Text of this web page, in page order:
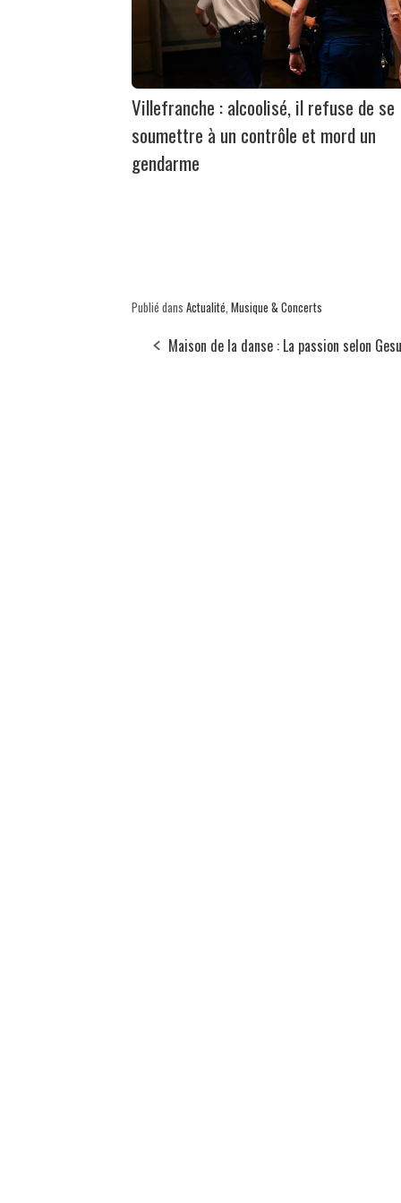
Villefranche : alcoolisé, il refuse de se
soumettre à un contrôle et mord un
gendarme
Publié dans Actualité Musique & Concerts
Maison de la danse : La passion selon